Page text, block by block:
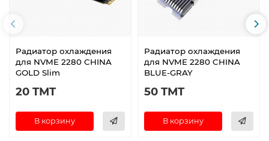
Радиатор охлаждения
для NVME 2280 CHINA
GOLD Slim
20 TMT
В корзину
Радиатор охлаждения
для NVME 2280 CHINA
BLUE-GRAY
50 TMT
В корзину